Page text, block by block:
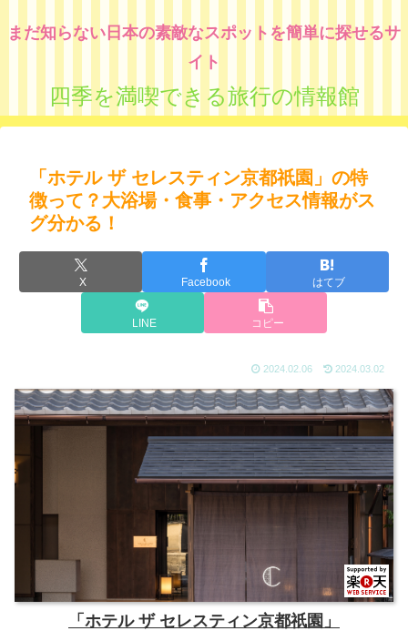
まだ知らない日本の素敵なスポットを簡単に探せるサ
イト
四季を満喫できる旅行の情報館
「ホテル ザ セレスティン京都祇園」の特
徴って？大浴場・食事・アクセス情報がス
グ分かる！
X Facebook はてブ
LINE コピー
2024.02.06 2024.03.02
「ホテル ザ セレスティン京都祇園」